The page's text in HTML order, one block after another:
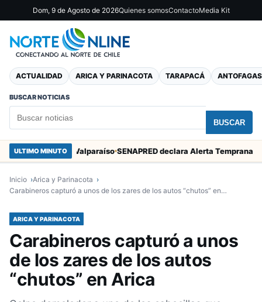
Dom, 9 de Agosto de 2026Quienes somosContactoMedia Kit
ACTUALIDAD ARICA Y PARINACOTA TARAPACÁ
BUSCAR NOTICIAS
BUSCAR
ULTIMO MINUTO
Marcos en Valparaíso
Inicio
Arica y Parinacota
Carabineros capturó a unos de los zares de los autos “chutos” en…
ARICA Y PARINACOTA
Carabineros capturó a unos
de los zares de los autos
“chutos” en Arica